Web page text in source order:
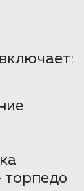
торпедо